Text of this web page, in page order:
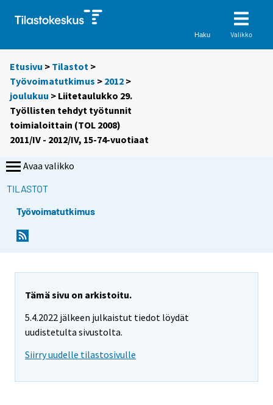
Haku Valikko
Etusivu > Tilastot >
Työvoimatutkimus > 2012 >
joulukuu > Liitetaulukko 29.
Työllisten tehdyt työtunnit
toimialoittain (TOL 2008)
2011/IV - 2012/IV, 15-74-vuotiaat
Avaa valikko
TILASTOT
Työvoimatutkimus
Tämä sivu on arkistoitu.
5.4.2022 jälkeen julkaistut tiedot löydät
uudistetulta sivustolta.
Siirry uudelle tilastosivulle